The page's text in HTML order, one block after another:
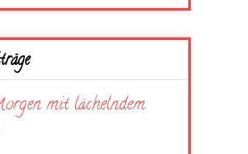
mit lächelndem